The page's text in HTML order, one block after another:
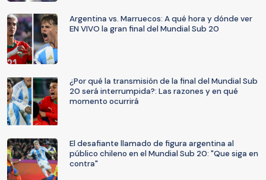
Argentina vs. Marruecos: A qué hora y dónde ver
EN VIVO la gran final del Mundial Sub 20
¿Por qué la transmisión de la final del Mundial Sub
20 será interrumpida?: Las razones y en qué
momento ocurrirá
El desafiante llamado de figura argentina al
público chileno en el Mundial Sub 20: "Que siga en
contra"